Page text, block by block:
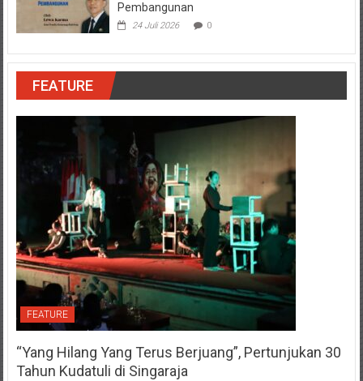
Pembangunan
24 Juli 2026 0
FEATURE
FEATURE
“Yang Hilang Yang Terus Berjuang”, Pertunjukan 30
Tahun Kudatuli di Singaraja